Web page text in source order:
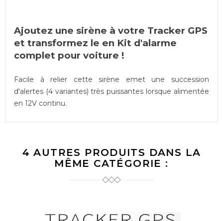
Ajoutez une sirène à votre Tracker GPS
et transformez le en Kit d'alarme
complet pour voiture !
Facile à relier cette sirène emet une succession
d'alertes (4 variantes) très puissantes lorsque alimentée
en 12V continu.
4 AUTRES PRODUITS DANS LA
MÊME CATÉGORIE :